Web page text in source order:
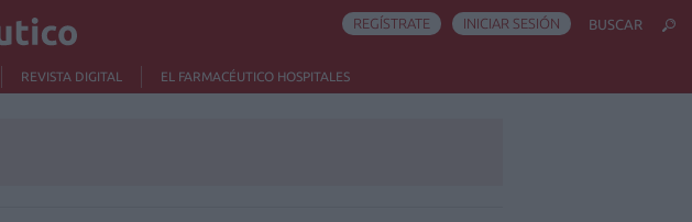
REVISTA DIGITAL EL FARMACÉUTICO HOSPITALES
REGÍSTRATE INICIAR SESIÓN BUSCAR